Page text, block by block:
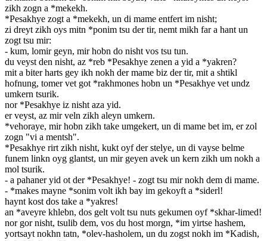
zikh zogn a *mekekh.
*Pesakhye zogt a *mekekh, un di mame entfert im nisht;
zi dreyt zikh oys mitn *ponim tsu der tir, nemt mikh far a hant un
zogt tsu mir:
- kum, lomir geyn, mir hobn do nisht vos tsu tun.
du veyst den nisht, az *reb *Pesakhye zenen a yid a *yakren?
mit a biter harts gey ikh nokh der mame biz der tir, mit a shtikl
hofnung, tomer vet got *rakhmones hobn un *Pesakhye vet undz
umkern tsurik.
nor *Pesakhye iz nisht aza yid.
er veyst, az mir veln zikh aleyn umkern.
*vehoraye, mir hobn zikh take umgekert, un di mame bet im, er zol
zogn "vi a mentsh".
*Pesakhye rirt zikh nisht, kukt oyf der stelye, un di vayse belme
funem linkn oyg glantst, un mir geyen avek un kern zikh um nokh a
mol tsurik.
- a pahaner yid ot der *Pesakhye! - zogt tsu mir nokh dem di mame.
- *makes mayne *sonim volt ikh bay im gekoyft a *siderl!
haynt kost dos take a *yakres!
an *aveyre khlebn, dos gelt volt tsu nuts gekumen oyf *skhar-limed!
nor gor nisht, tsulib dem, vos du host morgn, *im yirtse hashem,
yortsayt nokhn tatn, *olev-hasholem, un du zogst nokh im *Kadish,